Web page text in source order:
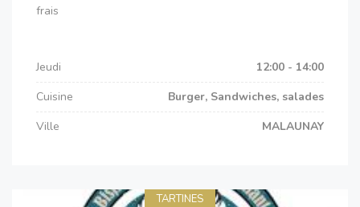
frais
Jeudi
12:00 - 14:00
Cuisine
Burger, Sandwiches, salades
Ville
MALAUNAY
TARTINES